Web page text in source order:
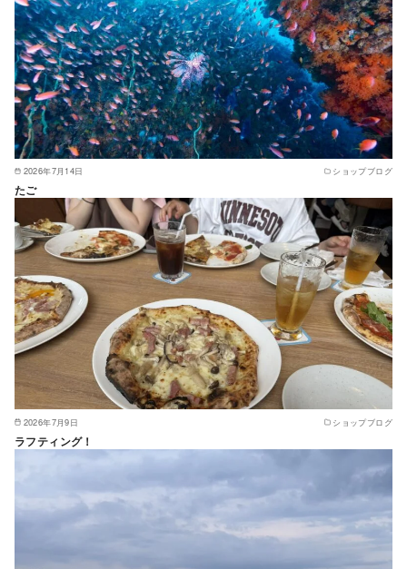
2026年7月14日 ショップブログ
たご
2026年7月9日 ショップブログ
ラフティング！